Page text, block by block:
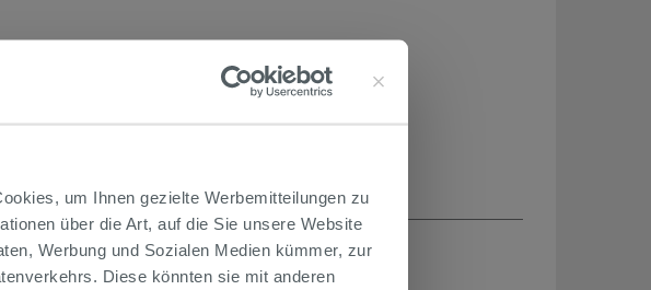
um Ihnen gezielte Werbemitteilungen zu
über die Art, auf die Sie unsere Website
Werbung und Sozialen Medien kümmer, zur
Diese könnten sie mit anderen
AUCH...